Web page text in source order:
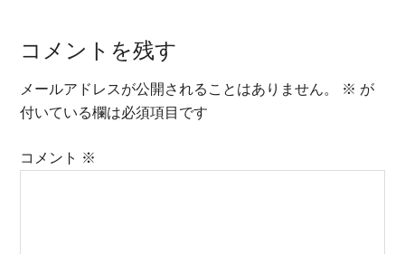
コメントを残す
メールアドレスが公開されることはありません。 ※ が
付いている欄は必須項目です
コメント ※